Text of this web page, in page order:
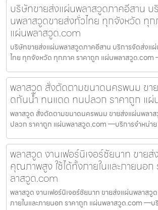
บริษัทขายส่งแผ่นพลาสวูดภาคอีสาน บ
นพลาสวูดขายส่งทั่วไทย ทุกจังหวัด ทุก
แผ่นพลาสวูด.com
บริษัทขายส่งแผ่นพลาสวูดภาคอีสาน บริการจัดส่งแ
ไทย ทุกจังหวัด ทุกภาค ราคาถูก แผ่นพลาสวูด.com
พลาสวูด สั่งตัดตามขนาดนครพนม ขา
ดกันน้ำ ทนแดด ทนปลวก ราคาถูก แผ่
พลาสวูด สั่งตัดตามขนาดนครพนม ขายส่งแผ่นพลา
ปลวก ราคาถูก แผ่นพลาสวูด.com —บริการจำหน่า
พลาสวูด งานเฟอร์นิเจอร์ชัยนาท ขาย
คุณภาพสูง ใช้ได้ทั้งภายในและภายนอ
ลาสวูด.com
พลาสวูด งานเฟอร์นิเจอร์ชัยนาท ขายส่งแผ่นพลาสวู
ภายในและภายนอก ราคาถูก แผ่นพลาสวูด.com —บ